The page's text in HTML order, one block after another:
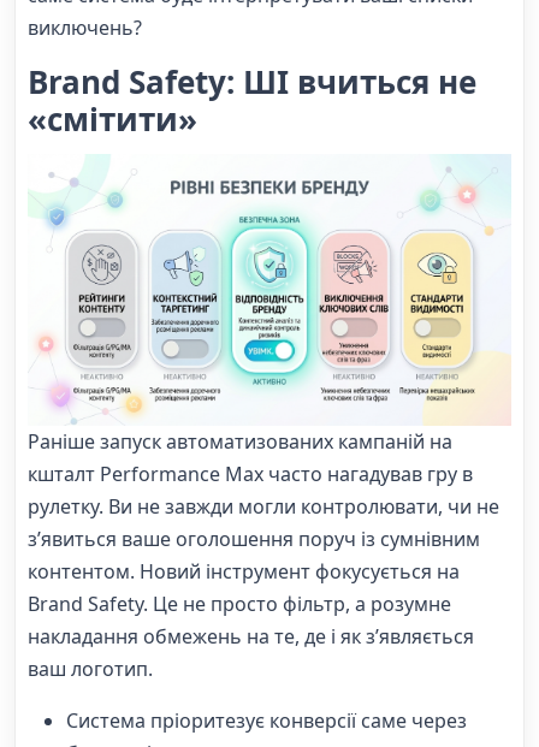
виключень?
Brand Safety: ШІ вчиться не
«смітити»
Раніше запуск автоматизованих кампаній на
кшталт Performance Max часто нагадував гру в
рулетку. Ви не завжди могли контролювати, чи не
з’явиться ваше оголошення поруч із сумнівним
контентом. Новий інструмент фокусується на
Brand Safety. Це не просто фільтр, а розумне
накладання обмежень на те, де і як з’являється
ваш логотип.
Система пріоритезує конверсії саме через